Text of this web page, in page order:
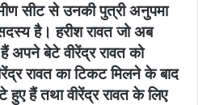
सीट से उनकी पुत्री अनुपमा
है। हरीश रावत जो अब
अपने बेटे वीरेंद्र रावत को
रावत का टिकट मिलने के बाद
हुए हैं तथा वीरेंद्र रावत के लिए